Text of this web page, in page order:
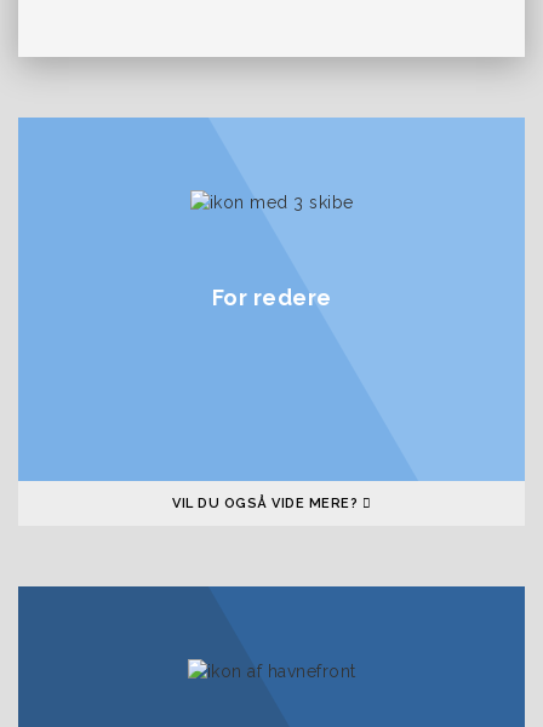
For redere
VIL DU OGSÅ VIDE MERE?